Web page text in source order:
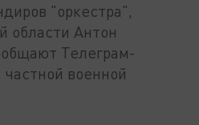
"оркестра",
области Антон
Телеграм-
военной